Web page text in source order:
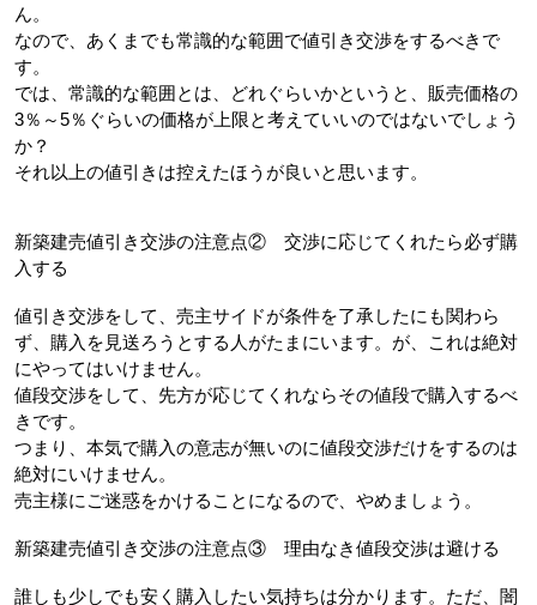
ん。
なので、あくまでも常識的な範囲で値引き交渉をするべきで
す。
では、常識的な範囲とは、どれぐらいかというと、販売価格の
3％～5％ぐらいの価格が上限と考えていいのではないでしょう
か？
それ以上の値引きは控えたほうが良いと思います。
新築建売値引き交渉の注意点②　交渉に応じてくれたら必ず購
入する
値引き交渉をして、売主サイドが条件を了承したにも関わら
ず、購入を見送ろうとする人がたまにいます。が、これは絶対
にやってはいけません。
値段交渉をして、先方が応じてくれならその値段で購入するべ
きです。
つまり、本気で購入の意志が無いのに値段交渉だけをするのは
絶対にいけません。
売主様にご迷惑をかけることになるので、やめましょう。
新築建売値引き交渉の注意点③　理由なき値段交渉は避ける
誰しも少しでも安く購入したい気持ちは分かります。ただ、闇